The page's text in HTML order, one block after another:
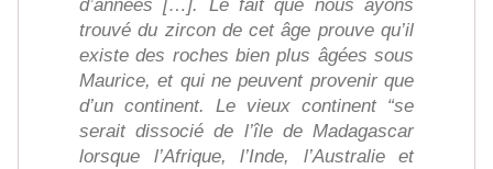
d’années […]. Le fait que nous ayons
trouvé du zircon de cet âge prouve qu’il
existe des roches bien plus âgées sous
Maurice, et qui ne peuvent provenir que
d’un continent. Le vieux continent “se
serait dissocié de l’île de Madagascar
lorsque l’Afrique, l’Inde, l’Australie et